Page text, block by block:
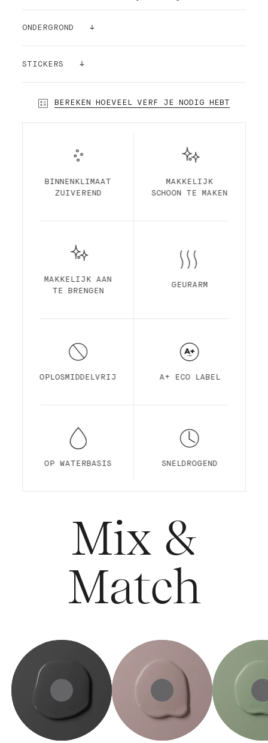
ONDERGROND
metselwerk, gipsplaat, schuurwerk,
verflagen.
STICKERS
kleursticker!
BEREKEN HOEVEEL VERF JE NODIG HEBT
BINNENKLIMAAT
ZUIVEREND
MAKKELIJK
SCHOON TE MAKEN
MAKKELIJK AAN
TE BRENGEN
GEURARM
OPLOSMIDDELVRIJ A+ ECO LABEL
OP WATERBASIS SNELDROGEND
Mix &
Match